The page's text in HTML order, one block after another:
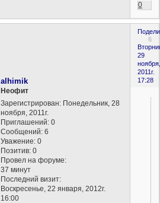
0
6
29
ноября,
2011г.
17:28
alhimik
Неофит
Зарегистрирован: Понедельник, 28
ноября, 2011г.
Приглашений: 0
Сообщений: 6
Уважение: 0
Позитив: 0
Провел на форуме:
37 минут
Последний визит:
Воскресенье, 22 января, 2012г.
16:00